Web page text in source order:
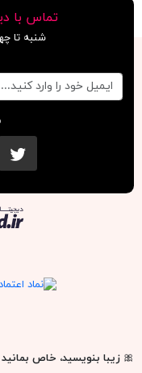
تماس با
شنبه تا
تویتر
🎀زیبا بنویسید، خاص بمانید